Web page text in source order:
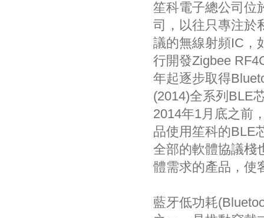
笙科電子總公司位
司，以往只專注於
議的無線射頻IC，
行開發Zigbee
年起逐步取得
(2014)全系列BLE
2014年1月底之前
品使用笙科的BLE
全部的軟體協議棧
體需求的產品，使
藍牙低功耗